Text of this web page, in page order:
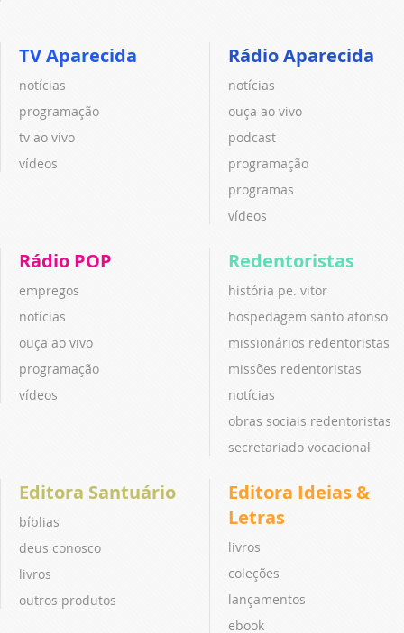
TV Aparecida
notícias
programação
tv ao vivo
vídeos
Rádio Aparecida
notícias
ouça ao vivo
podcast
programação
programas
vídeos
Rádio POP
empregos
notícias
ouça ao vivo
programação
vídeos
Redentoristas
história pe. vitor
hospedagem santo afonso
missionários redentoristas
missões redentoristas
notícias
obras sociais redentoristas
secretariado vocacional
Editora Santuário
bíblias
deus conosco
livros
outros produtos
Editora Ideias &
Letras
livros
coleções
lançamentos
ebook